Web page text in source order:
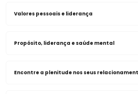
Valores pessoais e liderança
Propósito, liderança e saúde mental
Encontre a plenitude nos seus